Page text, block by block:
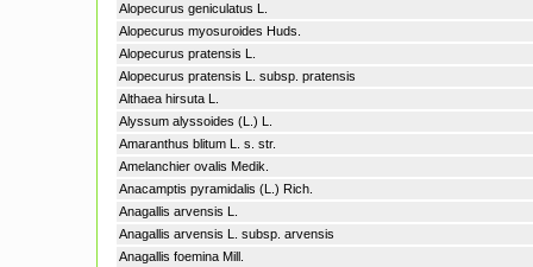
Alopecurus geniculatus L.
Alopecurus myosuroides Huds.
Alopecurus pratensis L.
Alopecurus pratensis L. subsp. pratensis
Althaea hirsuta L.
Alyssum alyssoides (L.) L.
Amaranthus blitum L. s. str.
Amelanchier ovalis Medik.
Anacamptis pyramidalis (L.) Rich.
Anagallis arvensis L.
Anagallis arvensis L. subsp. arvensis
Anagallis foemina Mill.